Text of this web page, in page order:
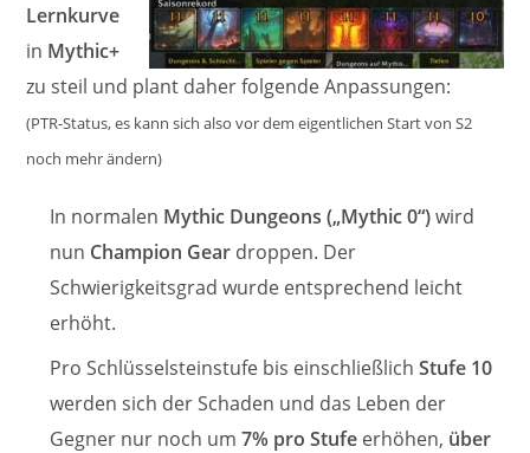
Lernkurve
in Mythic+
zu steil und plant daher folgende Anpassungen:
(PTR-Status, es kann sich also vor dem eigentlichen Start von S2
noch mehr ändern)
In normalen Mythic Dungeons („Mythic 0“)wird
nun Champion Gear droppen. Der
Schwierigkeitsgrad wurde entsprechend leicht
erhöht.
Pro Schlüsselsteinstufe bis einschließlichStufe 10
werden sich der Schaden und das Leben der
Gegner nur noch um7% pro Stufe erhöhen, über